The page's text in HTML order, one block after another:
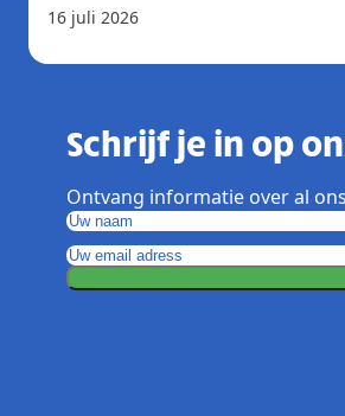
16 juli 2026
Schrijf je in op
Ontvang informatie over al